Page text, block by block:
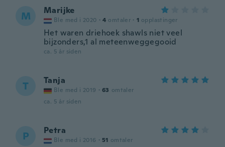
M Marijke
Ble med i 2020 · 4 omtaler · 1 opplastinger
Het waren driehoek shawls niet veel
bijzonders,1 al meteenweggegooid
ca. 5 år siden
T Tanja
Ble med i 2019 · 63 omtaler
ca. 5 år siden
P Petra
Ble med i 2016 · 51 omtaler